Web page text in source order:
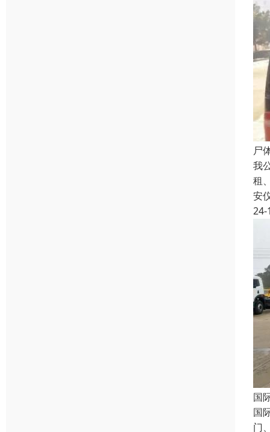
尸
我
租
安
24-
国
国
门